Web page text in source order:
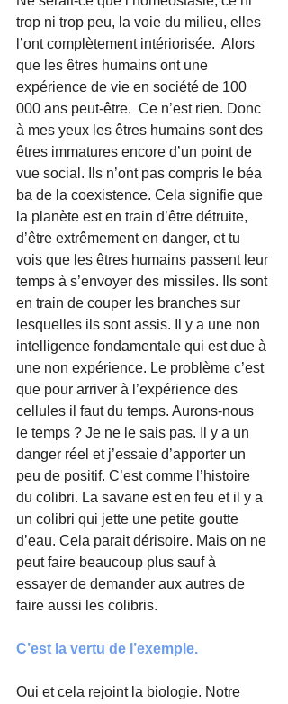
trop ni trop peu, la voie du milieu, elles
l’ont complètement intériorisée.  Alors
que les êtres humains ont une
expérience de vie en société de 100
000 ans peut-être.  Ce n’est rien. Donc
à mes yeux les êtres humains sont des
êtres immatures encore d’un point de
vue social. Ils n’ont pas compris le béa
ba de la coexistence. Cela signifie que
la planète est en train d’être détruite,
d’être extrêmement en danger, et tu
vois que les êtres humains passent leur
temps à s’envoyer des missiles. Ils sont
en train de couper les branches sur
lesquelles ils sont assis. Il y a une non
intelligence fondamentale qui est due à
une non expérience. Le problème c’est
que pour arriver à l’expérience des
cellules il faut du temps. Aurons-nous
le temps ? Je ne le sais pas. Il y a un
danger réel et j’essaie d’apporter un
peu de positif. C’est comme l’histoire
du colibri. La savane est en feu et il y a
un colibri qui jette une petite goutte
d’eau. Cela parait dérisoire. Mais on ne
peut faire beaucoup plus sauf à
essayer de demander aux autres de
faire aussi les colibris.
C’est la vertu de l’exemple.
Oui et cela rejoint la biologie. Notre